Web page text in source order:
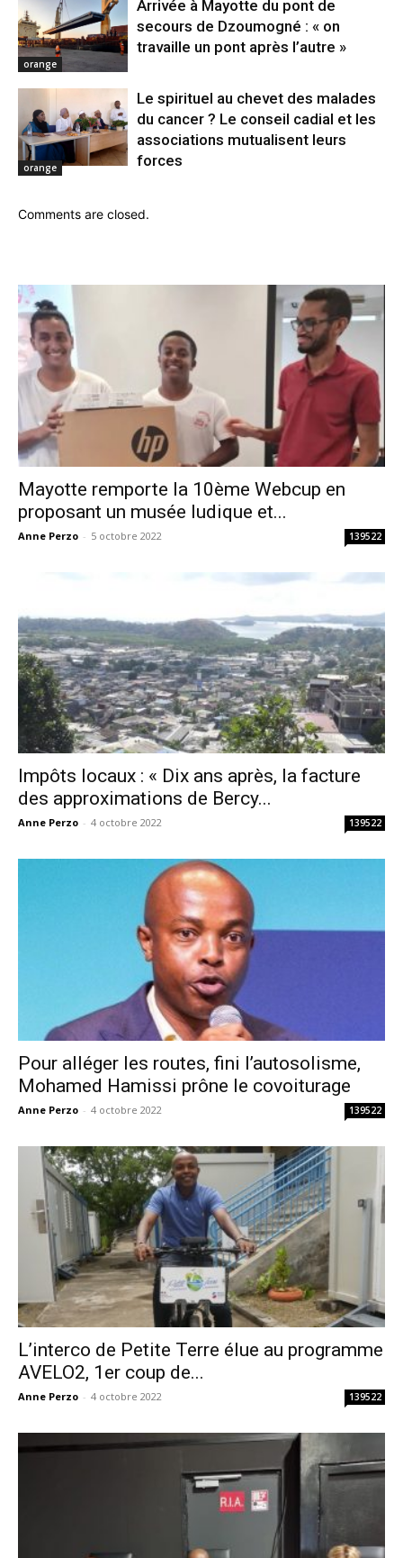
orange
Arrivée à Mayotte du pont de
secours de Dzoumogné : « on
travaille un pont après l’autre »
orange
Le spirituel au chevet des malades
du cancer ? Le conseil cadial et les
associations mutualisent leurs
forces
Comments are closed.
Mayotte remporte la 10ème Webcup en
proposant un musée ludique et...
Anne Perzo - 5 octobre 2022 139522
Impôts locaux : « Dix ans après, la facture
des approximations de Bercy...
Anne Perzo - 4 octobre 2022 139522
Pour alléger les routes, fini l’autosolisme,
Mohamed Hamissi prône le covoiturage
Anne Perzo - 4 octobre 2022 139522
L’interco de Petite Terre élue au programme
AVELO2, 1er coup de...
Anne Perzo - 4 octobre 2022 139522